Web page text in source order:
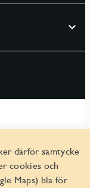
därför samtycke
cookies och
Maps) bla för
2103